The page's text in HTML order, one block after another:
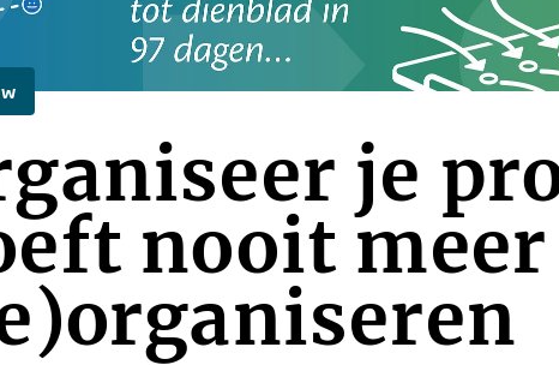
je
nooit meer